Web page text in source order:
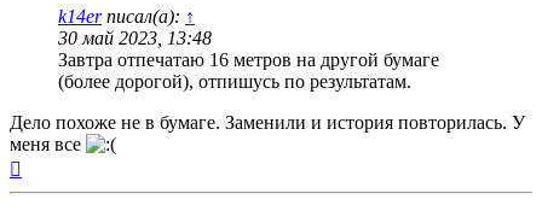
k14erписал(а): ↑
30 май 2023, 13:48
Завтра отпечатаю 16 метров на другой бумаге
(более дорогой), отпишусь по результатам.
Дело похоже не в бумаге. Заменили и история повторилась. У
меня все